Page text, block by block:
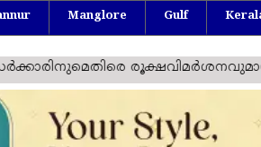
Manglore Gulf